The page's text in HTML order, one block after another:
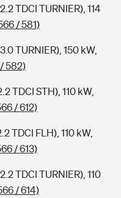
TDCI TURNIER), 114
/ 581)
TURNIER), 150 kW,
582)
TDCI STH), 110 kW,
/ 612)
TDCI FLH), 110 kW,
/ 613)
TDCI TURNIER), 110
/ 614)